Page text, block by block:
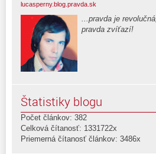
lucasperny.blog.pravda.sk
...pravda je revolučná,
pravda zvíťazí!
Štatistiky blogu
Počet článkov: 382
Celková čítanosť: 1331722x
Priemerná čítanosť článkov: 3486x